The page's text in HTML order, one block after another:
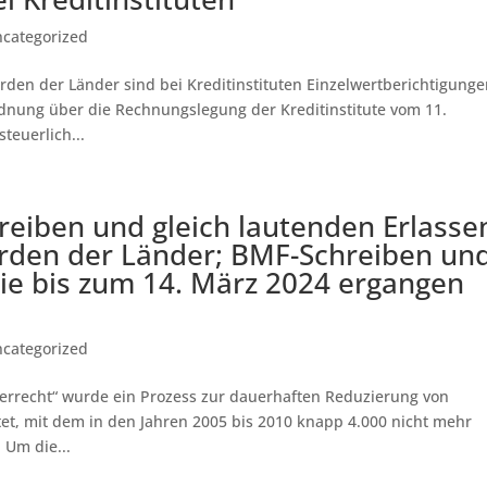
der Länder sind bei Kreditinstituten
über die Rechnungslegung der Kreditinstitute vom 11.
und gleich lautenden
der Länder; BMF-Schreiben
bis zum 14. März 2024 ergangen
wurde ein Prozess zur dauerhaften Reduzierung von
mit dem in den Jahren 2005 bis 2010 knapp 4.000 nicht mehr
die...